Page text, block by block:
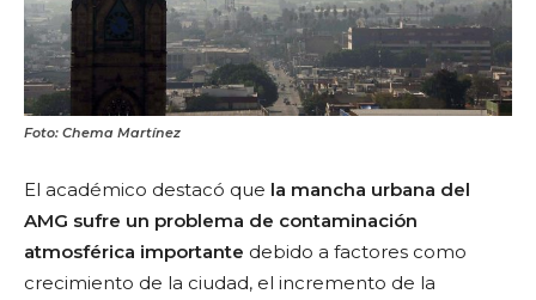
Foto: Chema Martínez
El académico destacó que la mancha urbana del
AMG sufre un problema de contaminación
atmosférica importante debido a factores como
crecimiento de la ciudad, el incremento de la